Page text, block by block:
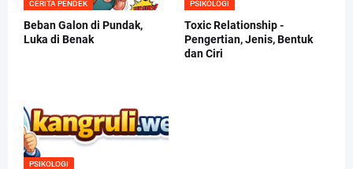
CERITA PENDEK
Beban Galon di Pundak,
Luka di Benak
PSIKOLOGI
Toxic Relationship -
Pengertian, Jenis, Bentuk
dan Ciri
PSIKOLOGI